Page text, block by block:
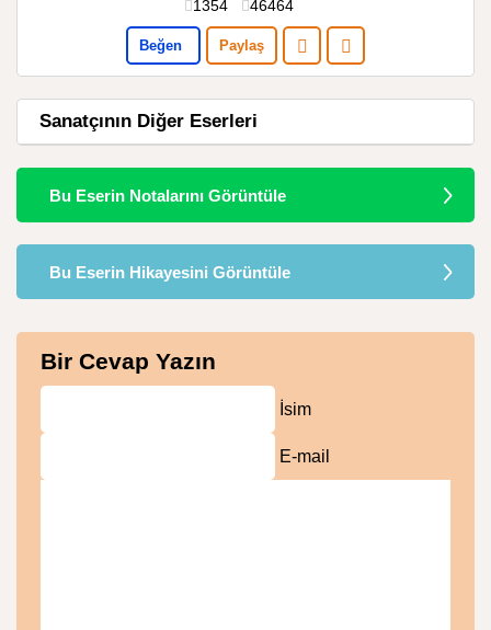
1354 46464
Beğen Paylaş
Sanatçının Diğer Eserleri
Bu Eserin Notalarını Görüntüle
Bu Eserin Hikayesini Görüntüle
Bir Cevap Yazın
İsim
E-mail